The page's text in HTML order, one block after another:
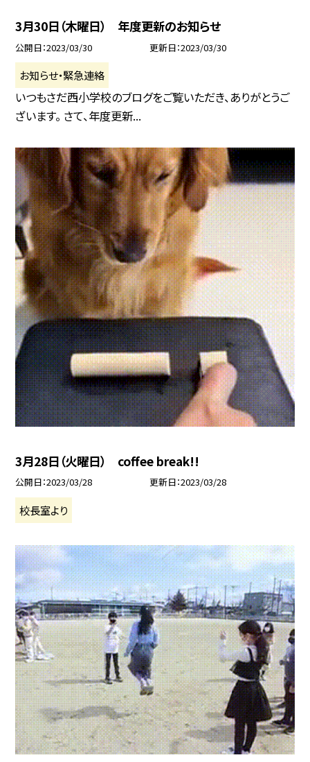
3月30日（木曜日） 年度更新のお知らせ
公開日 2023/03/30 更新日 2023/03/30
お知らせ・緊急連絡
いつもさだ西小学校のブログをご覧いただき、ありがとうご
ざいます。 さて、年度更新...
3月28日（火曜日） coffee break!!
公開日 2023/03/28 更新日 2023/03/28
校長室より